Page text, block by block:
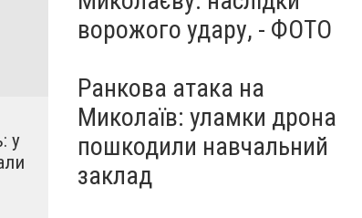
у
ворожого удару, - ФОТО
Ранкова атака на
Миколаїв: уламки дрона
пошкодили навчальний
заклад